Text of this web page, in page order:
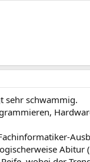
sehr schwammig.